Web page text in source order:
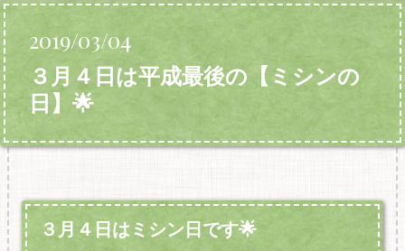
2019/03/04
３月４日は平成最後の【ミシンの
日】🌟
３月４日はミシン日です🌟